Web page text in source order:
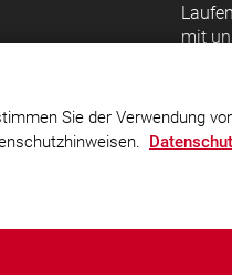
mit
Sie der Verwendung